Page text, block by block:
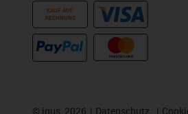
KAUF AUF
RECHNUNG
© igus, 2026 Datenschutz